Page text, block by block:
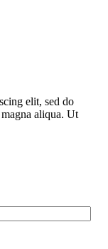
elit, sed do
aliqua. Ut